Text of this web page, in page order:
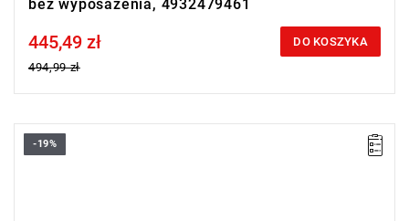
bez wyposażenia, 4932479461
Price tax included
445,49 zł
494,99 zł
DO KOSZYKA
Kompaktowy odkurzacz ręczny, posiada doskonałą moc ssania
-19%